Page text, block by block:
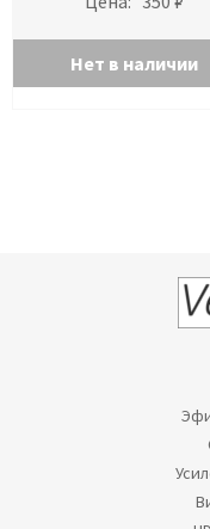
Нет в наличии